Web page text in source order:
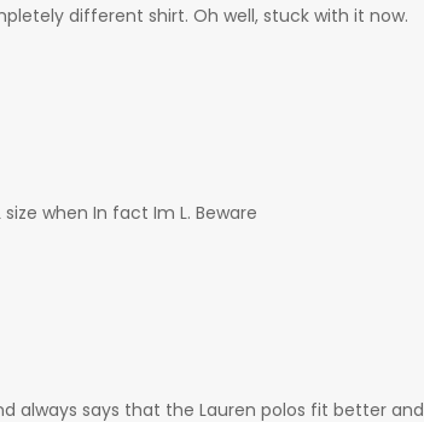
different shirt. Oh well, stuck with it now.
when In fact Im L. Beware
always says that the Lauren polos fit better